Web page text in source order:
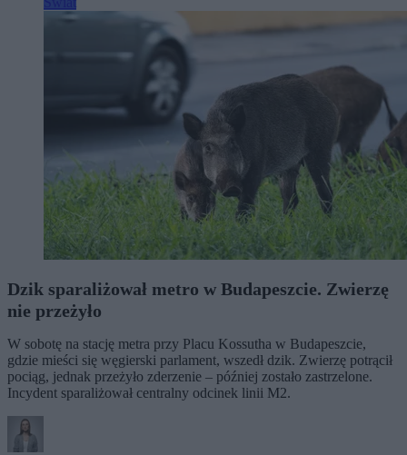
Dzik sparaliżował metro w Budapeszcie. Zwierzę
nie przeżyło
W sobotę na stację metra przy Placu Kossutha w Budapeszcie,
gdzie mieści się węgierski parlament, wszedł dzik. Zwierzę potrącił
pociąg, jednak przeżyło zderzenie – później zostało zastrzelone.
Incydent sparaliżował centralny odcinek linii M2.